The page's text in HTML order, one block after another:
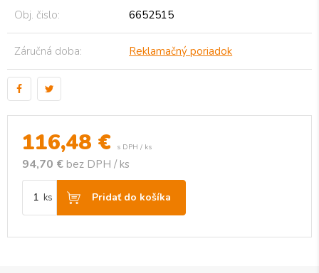
116,48 € s DPH / ks
94,70 € bez DPH / ks
ks Pridať do košíka
Obj. čislo: 6652515
Záručná doba: Reklamačný poriadok